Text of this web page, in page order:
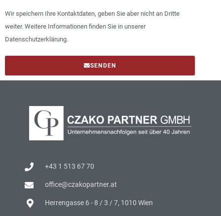
Wir speichern Ihre Kontaktdaten, geben Sie aber nicht an Dritte
weiter. Weitere Informationen finden Sie in unserer
Datenschutzerklärung.
SENDEN
+43 1 513 67 70
office@czakopartner.at
Herrengasse 6 - 8 / 3 / 7, 1010 Wien